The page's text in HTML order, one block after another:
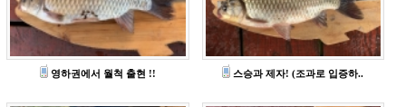
영하권에서 월척 출현 !! 스승과 제자! (조과로 입증하..